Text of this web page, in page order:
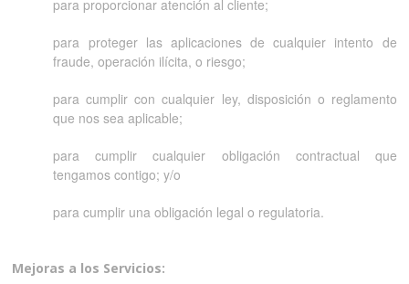
para proporcionar atención al cliente;
para proteger las aplicaciones de cualquier intento de
fraude, operación ilícita, o riesgo;
para cumplir con cualquier ley, disposición o reglamento
que nos sea aplicable;
para cumplir cualquier obligación contractual que
tengamos contigo; y/o
para cumplir una obligación legal o regulatoria.
Mejoras a los Servicios: